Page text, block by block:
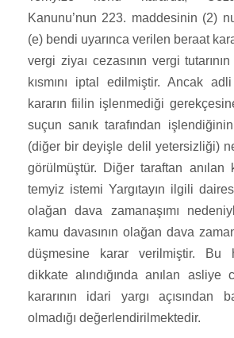
Kanunu’nun 223. maddesinin (2)
(e) bendi uyarınca verilen beraat
vergi ziyaı cezasının vergi
kısmını iptal edilmiştir. Ancak
kararın fiilin işlenmediği
suçun sanık tarafından
(diğer bir deyişle delil yetersizliği)
görülmüştür. Diğer taraftan anılan
temyiz istemi Yargıtayın ilgili
olağan dava zamanaşımı
kamu davasının olağan dava
düşmesine karar verilmiştir. Bu
dikkate alındığında anılan asliye
kararının idari yargı açısından
olmadığı değerlendirilmektedir.